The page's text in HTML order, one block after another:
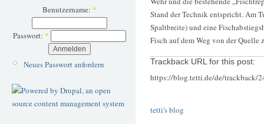
Benutzername: *
Passwort: *
Neues Passwort anfordern
Stand der Technik entspricht. Am
Spaltbreite) und eine
Fisch auf dem Weg von der
Trackback URL for this post:
https://blog.tetti.de/de/trackback/
tetti's blog